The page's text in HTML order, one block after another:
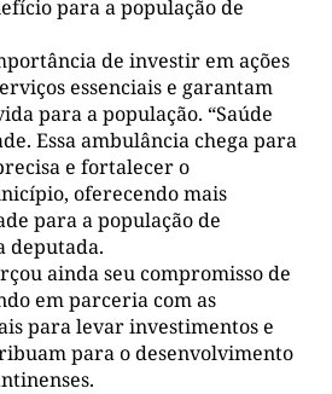
para a população de
de investir em ações
essenciais e garantam
para a população. “Saúde
Essa ambulância chega para
e fortalecer o
oferecendo mais
para a população de
deputada.
ainda seu compromisso de
em parceria com as
para levar investimentos e
para o desenvolvimento